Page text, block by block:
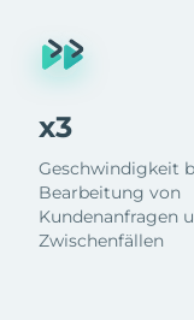
x3
Geschwindigkeit
Bearbeitung von
Kundenanfragen
Zwischenfällen